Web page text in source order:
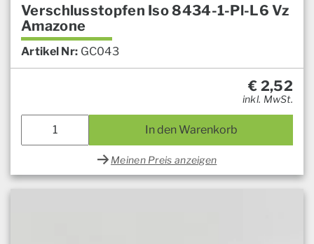
Verschlusstopfen Iso 8434-1-Pl-L6 Vz
Amazone
Artikel Nr: GC043
€ 2,52
inkl. MwSt.
In den Warenkorb
Meinen Preis anzeigen